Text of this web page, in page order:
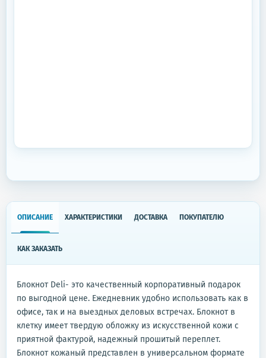
ОПИСАНИЕ ХАРАКТЕРИСТИКИ ДОСТАВКА ПОКУПАТЕЛЮ
КАК ЗАКАЗАТЬ
Блокнот Deli- это качественный корпоративный подарок
по выгодной цене. Ежедневник удобно использовать как в
офисе, так и на выездных деловых встречах. Блокнот в
клетку имеет твердую обложку из искусственной кожи с
приятной фактурой, надежный прошитый переплет.
Блокнот кожаный представлен в универсальном формате